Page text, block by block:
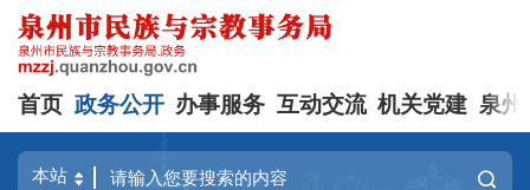
首页 政务公开 办事服务 互动交流 机关党建 泉州